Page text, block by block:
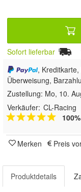
Sofort lieferbar
,
Überweisung,
Zustellung: Mo, 10.
Verkäufer: CL-Racing
Merken Preis
Produktdetails